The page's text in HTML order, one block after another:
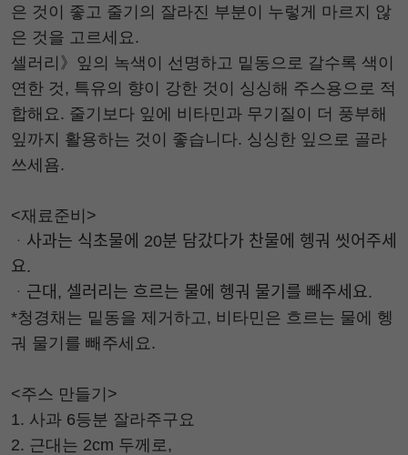
은 것이 좋고 줄기의 잘라진 부분이 누렇게 마르지 않
은 것을 고르세요.
셀러리》잎의 녹색이 선명하고 밑동으로 갈수록 색이
연한 것, 특유의 향이 강한 것이 싱싱해 주스용으로 적
합해요. 줄기보다 잎에 비타민과 무기질이 더 풍부해
잎까지 활용하는 것이 좋습니다. 싱싱한 잎으로 골라
쓰세욤.
<재료준비>
ᆞ사과는 식초물에 20분 담갔다가 찬물에 헹궈 씻어주세
요.
ᆞ근대, 셀러리는 흐르는 물에 헹궈 물기를 빼주세요.
*청경채는 밑동을 제거하고, 비타민은 흐르는 물에 헹
궈 물기를 빼주세요.
<주스 만들기>
1. 사과 6등분 잘라주구요
2. 근대는 2cm 두께로,